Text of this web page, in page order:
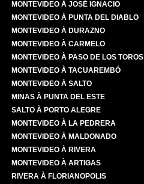
MONTEVIDEO À JOSÉ IGNACIO
MONTEVIDEO À PUNTA DEL DIABLO
MONTEVIDEO À DURAZNO
MONTEVIDEO À CARMELO
MONTEVIDEO À PASO DE LOS TOROS
MONTEVIDEO À TACUAREMBÓ
MONTEVIDEO À SALTO
MINAS À PUNTA DEL ESTE
SALTO À PORTO ALEGRE
MONTEVIDEO À LA PEDRERA
MONTEVIDEO À MALDONADO
MONTEVIDEO À RIVERA
MONTEVIDEO À ARTIGAS
RIVERA À FLORIANOPOLIS